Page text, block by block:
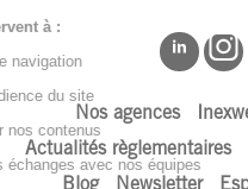
Nos agences
Actualités règlementaires
Nos cookies servent à :
📊 Fluidifier votre navigation
📈 Analyser l’audience du site
🎯 Personnaliser nos contenus
🤝 Simplifier vos échanges avec